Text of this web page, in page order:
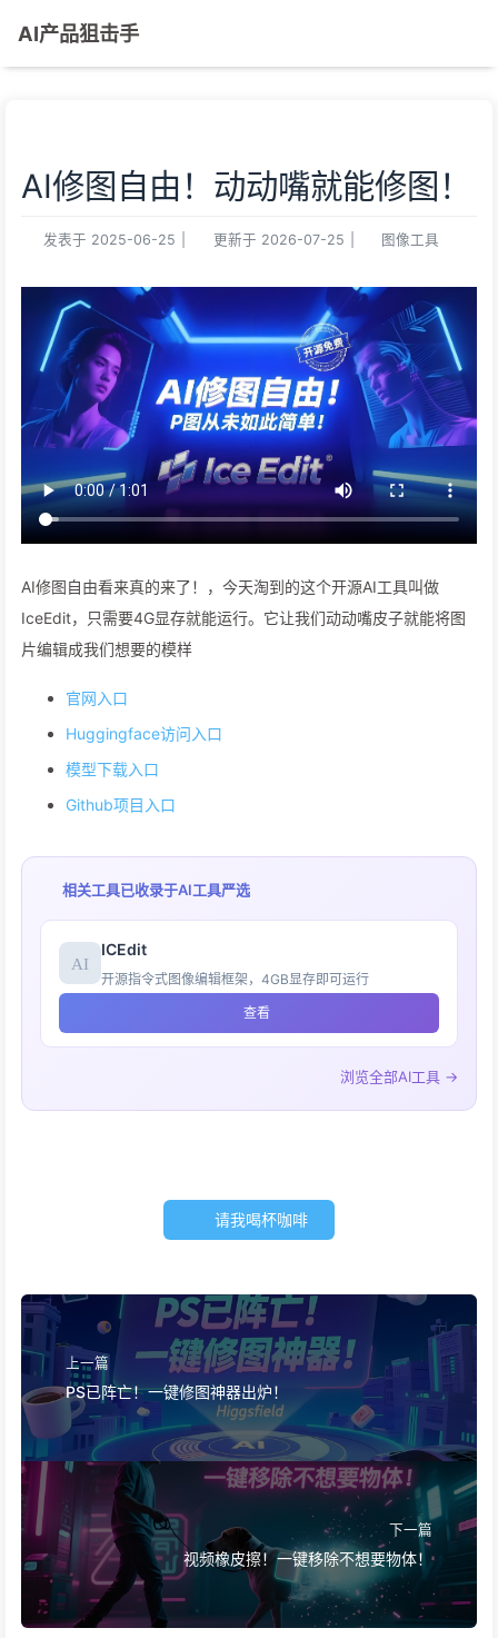
AI产品狙击手
AI修图自由！动动嘴就能修图！
发表于 2025-06-25 更新于 2026-07-25 图像工具
AI修图自由看来真的来了！，今天淘到的这个开源AI工具叫做
IceEdit，只需要4G显存就能运行。它让我们动动嘴皮子就能将图
片编辑成我们想要的模样
官网入口
Huggingface访问入口
模型下载入口
Github项目入口
相关工具已收录于AI工具严选
ICEdit
开源指令式图像编辑框架，4GB显存即可运行
查看
浏览全部AI工具 →
请我喝杯咖啡
上一篇
PS已阵亡！一键修图神器出炉！
下一篇
视频橡皮擦！一键移除不想要物体！